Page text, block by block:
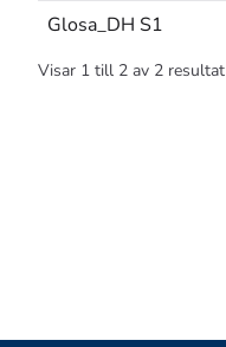
Glosa_DH S1
Visar 1 till 2 av 2 resultat